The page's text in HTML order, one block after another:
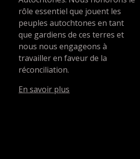
rôle essentiel que jouent les
peuples autochtones en tant
que gardiens de ces terres et
nous nous engageons à
travailler en faveur de la
réconciliation.
En savoir plus